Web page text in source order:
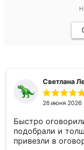
Светлана
26 июня 2026
Быстро
подобрали и
привезли в